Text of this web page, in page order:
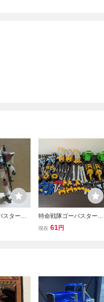
スター
特命戦隊ゴーバスターズ
ゴーバスターオー ゴーバ
現在 61円